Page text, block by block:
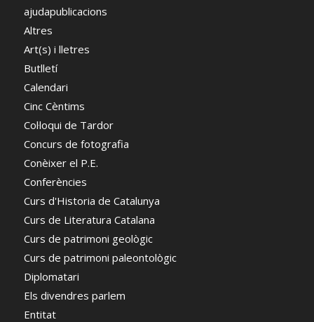
ajudapublicacions
Altres
Art(s) i lletres
Butlletí
Calendari
Cinc Cèntims
Col·loqui de Tardor
Concurs de fotografia
Conèixer el P.E.
Conferències
Curs d'Historia de Catalunya
Curs de Literatura Catalana
Curs de patrimoni geològic
Curs de patrimoni paleontològic
Diplomatari
Els divendres parlem
Entitat